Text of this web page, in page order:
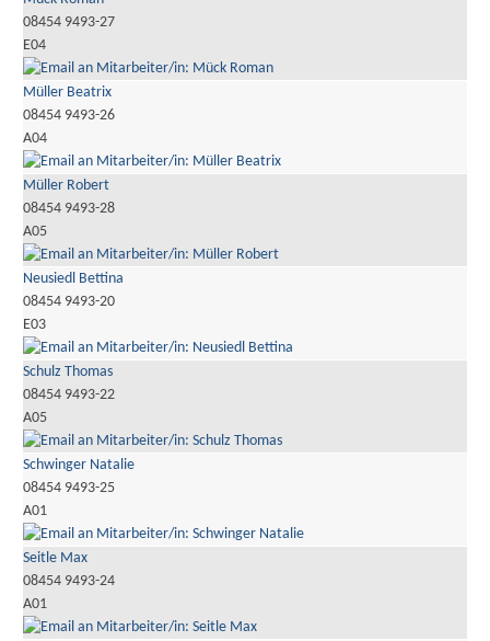
08454 9493-27
E04
Müller Beatrix
08454 9493-26
A04
Müller Robert
08454 9493-28
A05
Neusiedl Bettina
08454 9493-20
E03
Schulz Thomas
08454 9493-22
A05
Schwinger Natalie
08454 9493-25
A01
Seitle Max
08454 9493-24
A01